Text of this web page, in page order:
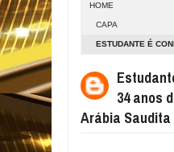
HOME
CAPA
ESTUDANTE É
TWITTER
34 anos
Arábia